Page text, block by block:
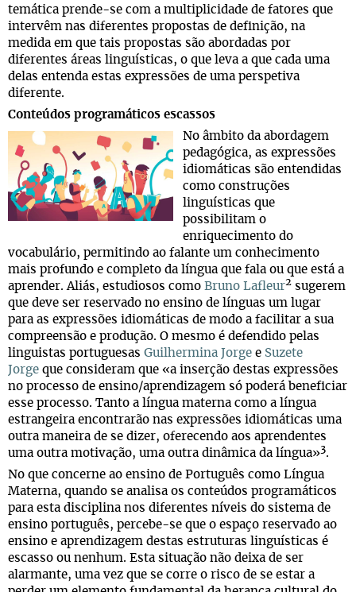
temática prende-se com a multiplicidade de fatores que
intervêm nas diferentes propostas de definição, na
medida em que tais propostas são abordadas por
diferentes áreas linguísticas, o que leva a que cada uma
delas entenda estas expressões de uma perspetiva
diferente.
Conteúdos programáticos escassos
No âmbito da abordagem
pedagógica, as expressões
idiomáticas são entendidas
como construções
linguísticas que
possibilitam o
enriquecimento do
vocabulário, permitindo ao falante um conhecimento
mais profundo e completo da língua que fala ou que está a
aprender. Aliás, estudiosos como Bruno Lafleur2 sugerem
que deve ser reservado no ensino de línguas um lugar
para as expressões idiomáticas de modo a facilitar a sua
compreensão e produção. O mesmo é defendido pelas
linguistas portuguesas Guilhermina Jorge e Suzete
Jorge que consideram que «a inserção destas expressões
no processo de ensino/aprendizagem só poderá beneficiar
esse processo. Tanto a língua materna como a língua
estrangeira encontrarão nas expressões idiomáticas uma
outra maneira de se dizer, oferecendo aos aprendentes
uma outra motivação, uma outra dinâmica da língua»3.
No que concerne ao ensino de Português como Língua
Materna, quando se analisa os conteúdos programáticos
para esta disciplina nos diferentes níveis do sistema de
ensino português, percebe-se que o espaço reservado ao
ensino e aprendizagem destas estruturas linguísticas é
escasso ou nenhum. Esta situação não deixa de ser
alarmante, uma vez que se corre o risco de se estar a